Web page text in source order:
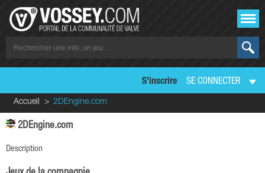
S'inscrire SE CONNECTER
Accueil 2DEngine.com
2DEngine.com
Description